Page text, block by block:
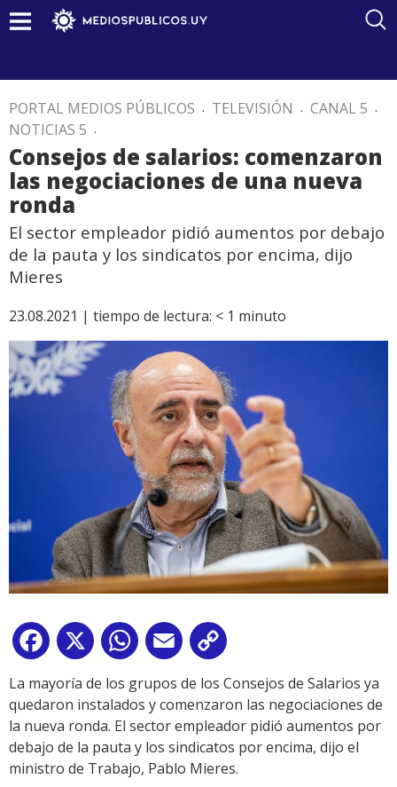
PORTAL MEDIOS PÚBLICOS . TELEVISIÓN . CANAL 5 .
NOTICIAS 5 .
Consejos de salarios: comenzaron
las negociaciones de una nueva
ronda
El sector empleador pidió aumentos por debajo
de la pauta y los sindicatos por encima, dijo
Mieres
23.08.2021 | tiempo de lectura: < 1 minuto
Facebook
X WhatsApp
Email
Link
La mayoría de los grupos de los Consejos de Salarios ya
quedaron instalados y comenzaron las negociaciones de
la nueva ronda. El sector empleador pidió aumentos por
debajo de la pauta y los sindicatos por encima, dijo el
ministro de Trabajo, Pablo Mieres.